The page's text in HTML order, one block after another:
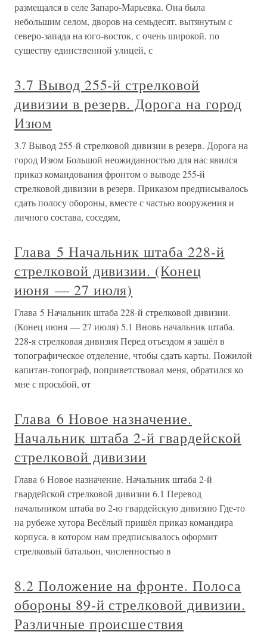
размещался в селе Запаро-Марьевка. Она была
небольшим селом, дворов на семьдесят, вытянутым с
северо-запада на юго-восток, с очень широкой, по
существу единственной улицей, с
3.7 Вывод 255-й стрелковой
дивизии в резерв. Дорога на город
Изюм
3.7 Вывод 255-й стрелковой дивизии в резерв. Дорога на
город Изюм Большой неожиданностью для нас явился
приказ командования фронтом о выводе 255-й
стрелковой дивизии в резерв. Приказом предписывалось
сдать полосу обороны, вместе с частью вооружения и
личного состава, соседям,
Глава 5 Начальник штаба 228-й
стрелковой дивизии. (Конец
июня — 27 июля)
Глава 5 Начальник штаба 228-й стрелковой дивизии.
(Конец июня — 27 июля) 5.1 Вновь начальник штаба.
228-я стрелковая дивизия Перед отъездом я зашёл в
топографическое отделение, чтобы сдать карты. Пожилой
капитан-топограф, поприветствовал меня, обратился ко
мне с просьбой, от
Глава 6 Новое назначение.
Начальник штаба 2-й гвардейской
стрелковой дивизии
Глава 6 Новое назначение. Начальник штаба 2-й
гвардейской стрелковой дивизии 6.1 Перевод
начальником штаба во 2-ю гвардейскую дивизию Где-то
на рубеже хутора Весёлый пришёл приказ командира
корпуса, в котором нам предписывалось оформит
стрелковый батальон, численностью в
8.2 Положение на фронте. Полоса
обороны 89-й стрелковой дивизии.
Различные происшествия